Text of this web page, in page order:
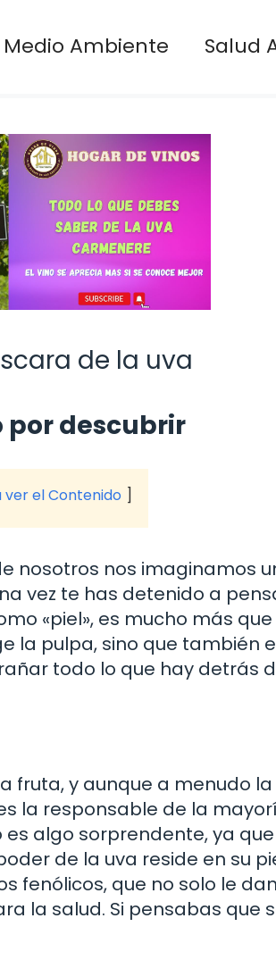
Medio Ambiente Salud
de la uva
por descubrir
el Contenido
nosotros nos imaginamos
vez te has detenido a
«piel», es mucho más
la pulpa, sino que también
todo lo que hay detrás
fruta, y aunque a menudo
la responsable de la
algo sorprendente, ya
de la uva reside en su
fenólicos, que no solo le
la salud. Si pensabas que